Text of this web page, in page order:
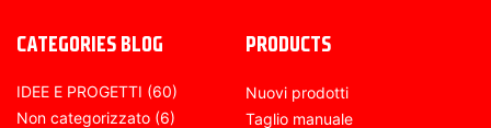
CATEGORIES BLOG
IDEE E PROGETTI (60)
Non categorizzato (6)
PRODUCTS
Nuovi prodotti
Taglio manuale